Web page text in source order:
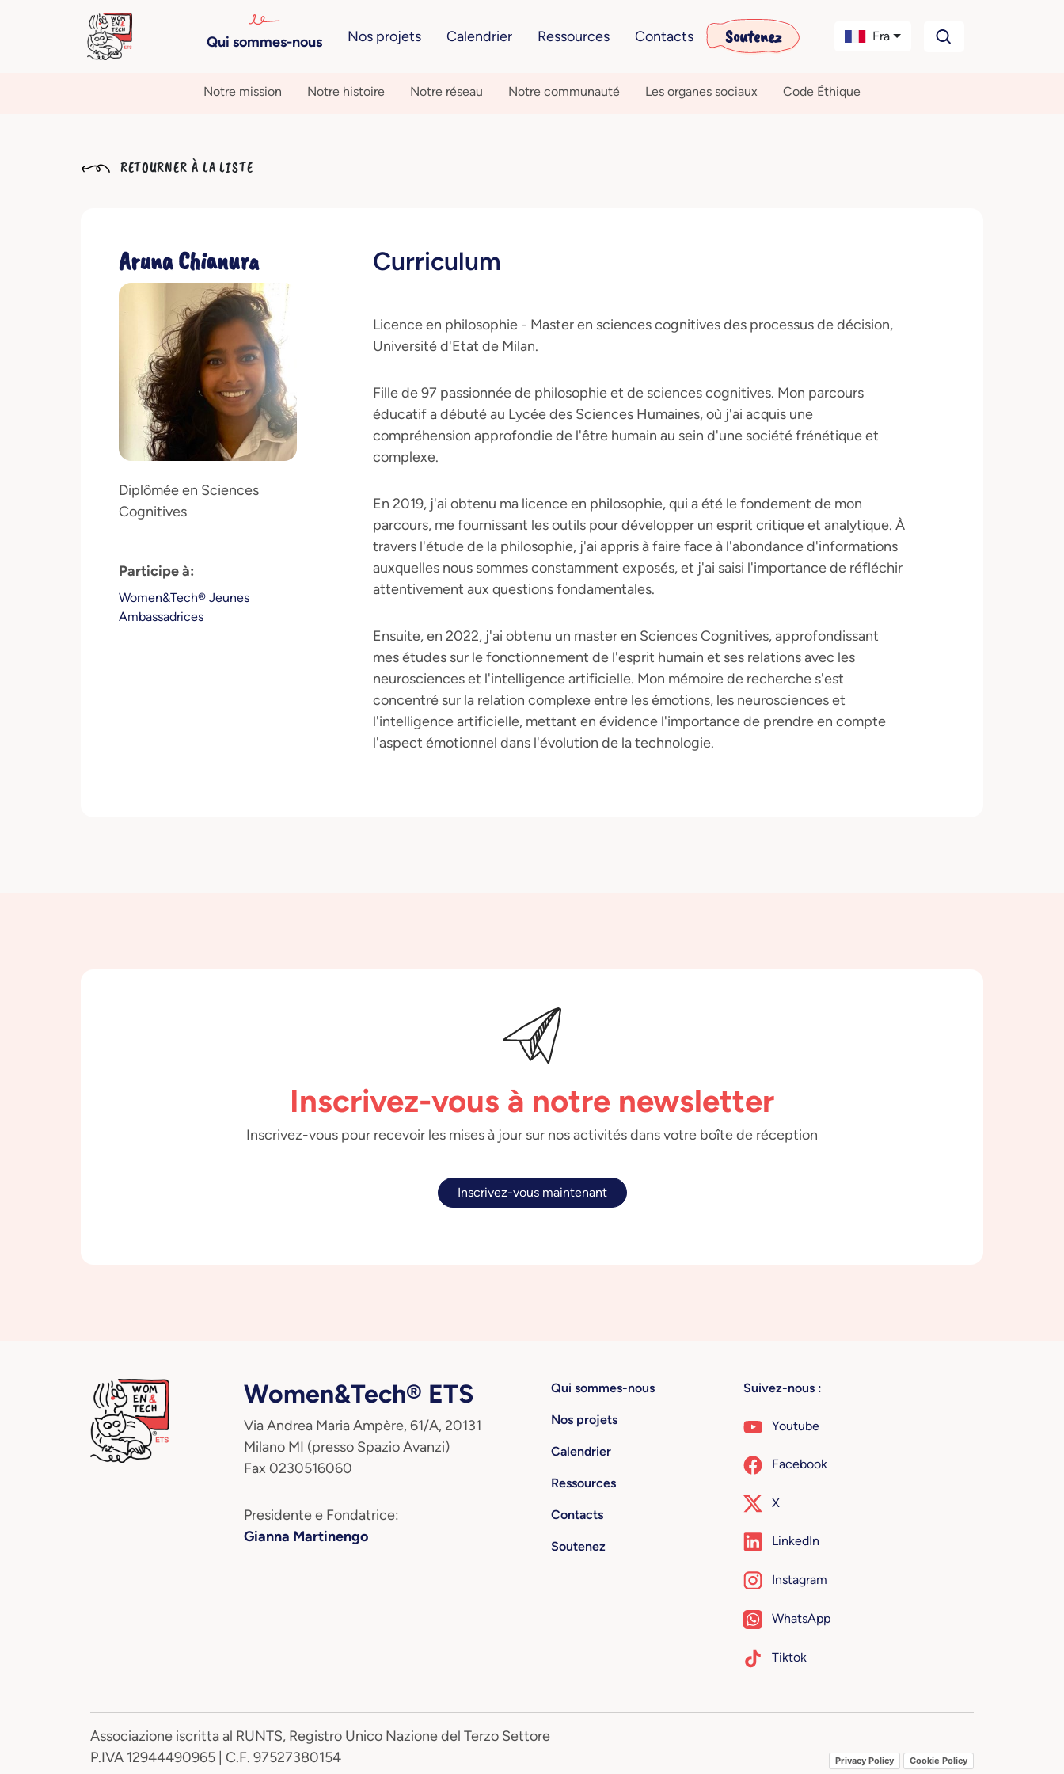
Qui sommes-nous Nos projets Calendrier Ressources Contacts Soutenez Fra
Notre mission Notre histoire Notre réseau Notre communauté Les organes sociaux Code Éthique
RETOURNER À LA LISTE
Aruna Chianura
Diplômée en Sciences
Cognitives
Participe à:
Women&Tech® Jeunes
Ambassadrices
Curriculum
Licence en philosophie - Master en sciences cognitives des processus de décision,
Université d'Etat de Milan.
Fille de 97 passionnée de philosophie et de sciences cognitives. Mon parcours
éducatif a débuté au Lycée des Sciences Humaines, où j'ai acquis une
compréhension approfondie de l'être humain au sein d'une société frénétique et
complexe.
En 2019, j'ai obtenu ma licence en philosophie, qui a été le fondement de mon
parcours, me fournissant les outils pour développer un esprit critique et analytique. À
travers l'étude de la philosophie, j'ai appris à faire face à l'abondance d'informations
auxquelles nous sommes constamment exposés, et j'ai saisi l'importance de réfléchir
attentivement aux questions fondamentales.
Ensuite, en 2022, j'ai obtenu un master en Sciences Cognitives, approfondissant
mes études sur le fonctionnement de l'esprit humain et ses relations avec les
neurosciences et l'intelligence artificielle. Mon mémoire de recherche s'est
concentré sur la relation complexe entre les émotions, les neurosciences et
l'intelligence artificielle, mettant en évidence l'importance de prendre en compte
l'aspect émotionnel dans l'évolution de la technologie.
Inscrivez-vous à notre newsletter
Inscrivez-vous pour recevoir les mises à jour sur nos activités dans votre boîte de réception
Inscrivez-vous maintenant
Women&Tech® ETS
Via Andrea Maria Ampère, 61/A, 20131
Milano MI (presso Spazio Avanzi)
Fax 0230516060
Presidente e Fondatrice:
Gianna Martinengo
Qui sommes-nous
Nos projets
Calendrier
Ressources
Contacts
Soutenez
Suivez-nous :
Youtube
Facebook
X
LinkedIn
Instagram
WhatsApp
Tiktok
Associazione iscritta al RUNTS, Registro Unico Nazione del Terzo Settore
P.IVA 12944490965 | C.F. 97527380154
Privacy Policy Cookie Policy